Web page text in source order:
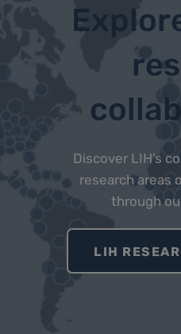
Discover LIH’s
research areas
through
LIH